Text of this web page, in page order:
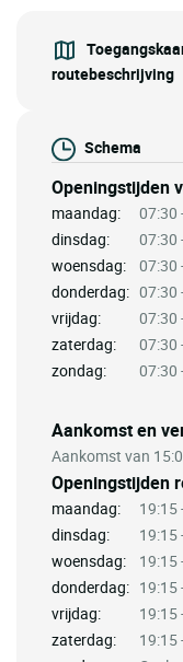
routebeschrijving
Schema
Openingstijden
maandag:
07:30
dinsdag:
07:30
woensdag:
07:30
donderdag: 07:30
vrijdag:
07:30
zaterdag:
07:30
zondag:
07:30
Aankomst en
Aankomst van
Openingstijden
maandag:
19:15
dinsdag:
19:15
woensdag:
19:15
donderdag: 19:15
vrijdag:
19:15
zaterdag:
19:15